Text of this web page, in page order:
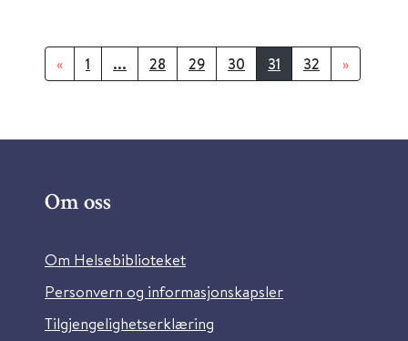
« 1 ... 28 29 30 31 32 »
Om oss
Om Helsebiblioteket
Personvern og informasjonskapsler
Tilgjengelighetserklæring